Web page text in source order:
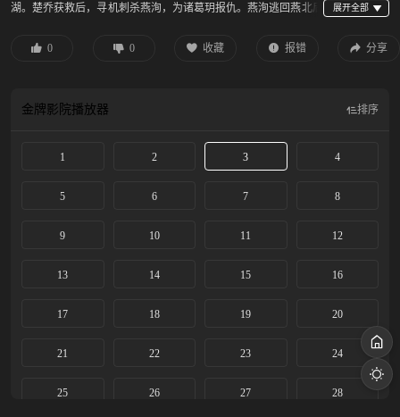
湖。楚乔获救后，寻机刺杀燕洵，为诸葛玥报仇。燕洵逃回燕北后
段想让她臣服自己。楚乔一边对抗燕洵，一边怀疑与自己一同跌落冰湖的诸葛玥
0 0 收藏 报错 分享
金牌影院播放器 排序
1 2 3 4
5 6 7 8
9 10 11 12
13 14 15 16
17 18 19 20
21 22 23 24
25 26 27 28